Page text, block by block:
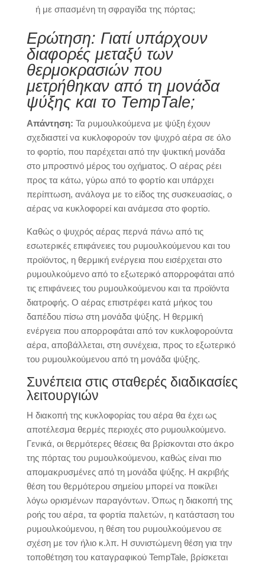
ή με σπασμένη τη σφραγίδα της πόρτας;
Ερώτηση: Γιατί υπάρχουν
διαφορές μεταξύ των
θερμοκρασιών που
μετρήθηκαν από τη μονάδα
ψύξης και το TempTale;
Απάντηση: Τα ρυμουλκούμενα με ψύξη έχουν
σχεδιαστεί να κυκλοφορούν τον ψυχρό αέρα σε όλο
το φορτίο, που παρέχεται από την ψυκτική μονάδα
στο μπροστινό μέρος του οχήματος. Ο αέρας ρέει
προς τα κάτω, γύρω από το φορτίο και υπάρχει
περίπτωση, ανάλογα με το είδος της συσκευασίας, ο
αέρας να κυκλοφορεί και ανάμεσα στο φορτίο.
Καθώς ο ψυχρός αέρας περνά πάνω από τις
εσωτερικές επιφάνειες του ρυμουλκούμενου και του
προϊόντος, η θερμική ενέργεια που εισέρχεται στο
ρυμουλκούμενο από το εξωτερικό απορροφάται από
τις επιφάνειες του ρυμουλκούμενου και τα προϊόντα
διατροφής. Ο αέρας επιστρέφει κατά μήκος του
δαπέδου πίσω στη μονάδα ψύξης. Η θερμική
ενέργεια που απορροφάται από τον κυκλοφορούντα
αέρα, αποβάλλεται, στη συνέχεια, προς το εξωτερικό
του ρυμουλκούμενου από τη μονάδα ψύξης.
Συνέπεια στις σταθερές διαδικασίες
λειτουργιών
Η διακοπή της κυκλοφορίας του αέρα θα έχει ως
αποτέλεσμα θερμές περιοχές στο ρυμουλκούμενο.
Γενικά, οι θερμότερες θέσεις θα βρίσκονται στο άκρο
της πόρτας του ρυμουλκούμενου, καθώς είναι πιο
απομακρυσμένες από τη μονάδα ψύξης. Η ακριβής
θέση του θερμότερου σημείου μπορεί να ποικίλει
λόγω ορισμένων παραγόντων. Όπως η διακοπή της
ροής του αέρα, τα φορτία παλετών, η κατάσταση του
ρυμουλκούμενου, η θέση του ρυμουλκούμενου σε
σχέση με τον ήλιο κ.λπ. Η συνιστώμενη θέση για την
τοποθέτηση του καταγραφικού TempTale, βρίσκεται